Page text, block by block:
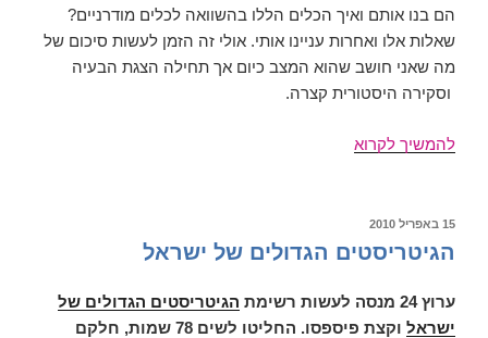
הם בנו אותם ואיך הכלים הללו בהשוואה לכלים מודרניים?
שאלות אלו ואחרות עניינו אותי. אולי זה הזמן לעשות סיכום של
מה שאני חושב שהוא המצב כיום אך תחילה הצגת הבעיה
וסקירה היסטורית קצרה.
להמשיך לקרוא
פורסם
15 באפריל 2010
הגיטריסטים הגדולים של ישראל
ערוץ 24 מנסה לעשות רשימת
הגיטריסטים הגדולים של
ישראל
וקצת פיספסו. החליטו לשים 78 שמות, חלקם